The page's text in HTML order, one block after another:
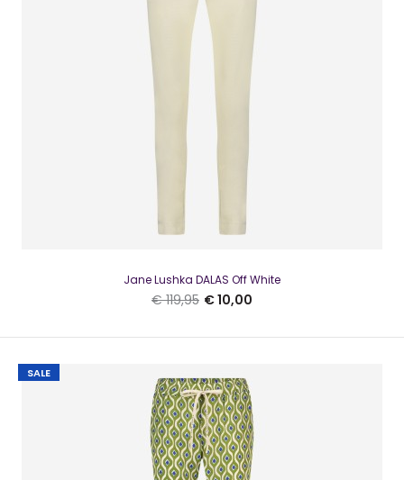
Jane Lushka Top Asha Light Green
€ 59,95 € 10,00
Jane Lushka DALAS Off White
€ 119,95 € 10,00
SALE